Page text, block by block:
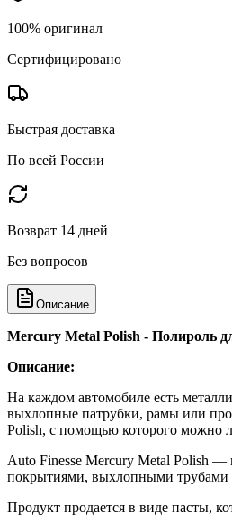
100% оригинал
Сертифицировано
Быстрая доставка
По всей России
Возврат 14 дней
Без вопросов
Описание
Mercury Metal Polish - Полироль
Описание:
На каждом автомобиле есть
выхлопные патрубки, рамы или
Polish, с помощью которого можно
Auto Finesse Mercury Metal Polish —
покрытиями, выхлопными трубами
Продукт продается в виде пасты,